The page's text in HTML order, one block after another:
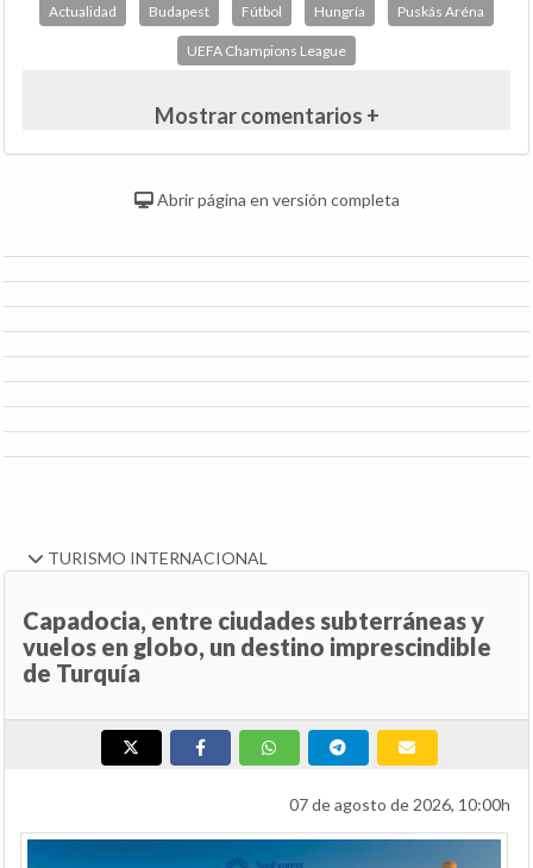
Actualidad Budapest Fútbol Hungría Puskás Aréna
UEFA Champions League
Mostrar comentarios +
Abrir página en versión completa
TURISMO INTERNACIONAL
Capadocia, entre ciudades subterráneas y
vuelos en globo, un destino imprescindible
de Turquía
07 de agosto de 2026, 10:00h